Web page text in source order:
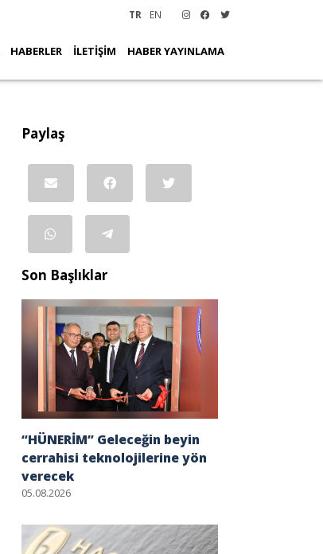
TR EN
HABERLER İLETİŞİM HABER YAYINLAMA
Paylaş
Son Başlıklar
“HÜNERİM” Geleceğin beyin
cerrahisi teknolojilerine yön
verecek
05.08.2026